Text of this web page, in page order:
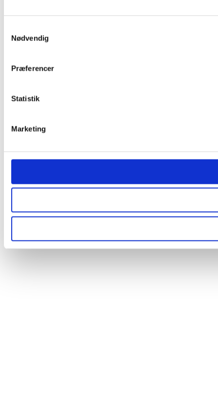
Nødvendig
Præferencer
Statistik
Marketing